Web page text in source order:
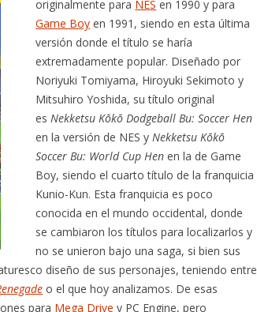
originalmente para NES en 1990 y para
Game Boy en 1991, siendo en esta última
versión donde el título se haría
extremadamente popular. Diseñado por
Noriyuki Tomiyama, Hiroyuki Sekimoto y
Mitsuhiro Yoshida, su título original
es Nekketsu Kōkō Dodgeball Bu: Soccer Hen
en la versión de NES y Nekketsu Kōkō
Soccer Bu: World Cup Hen en la de Game
Boy, siendo el cuarto título de la franquicia
Kunio-Kun. Esta franquicia es poco
conocida en el mundo occidental, donde
se cambiaron los títulos para localizarlos y
no se unieron bajo una saga, si bien sus
diseño de sus personajes, teniendo entre
o el que hoy analizamos. De esas
para Mega Drive y PC Engine, pero